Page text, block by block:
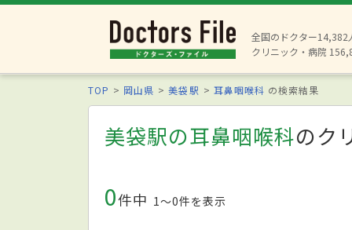
全国のドクター14,382
クリニック・病院
TOP 岡山県 美袋駅 耳鼻咽喉科 の検索結果
美袋駅の耳鼻咽喉科のク
0件中 1〜0件を表示